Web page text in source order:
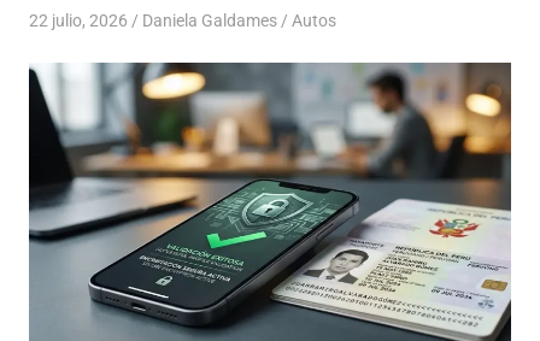
22 julio, 2026 Daniela Galdames Autos